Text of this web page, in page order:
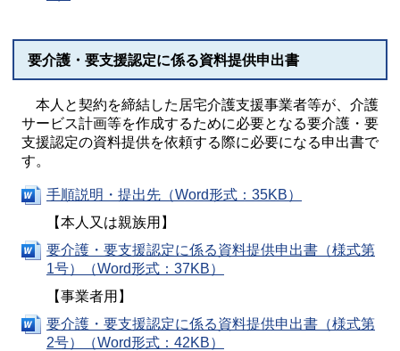
要介護・要支援認定に係る資料提供申出書
本人と契約を締結した居宅介護支援事業者等が、介護
サービス計画等を作成するために必要となる要介護・要
支援認定の資料提供を依頼する際に必要になる申出書で
す。
手順説明・提出先（Word形式：35KB）
【本人又は親族用】
要介護・要支援認定に係る資料提供申出書（様式第
1号）（Word形式：37KB）
【事業者用】
要介護・要支援認定に係る資料提供申出書（様式第
2号）（Word形式：42KB）